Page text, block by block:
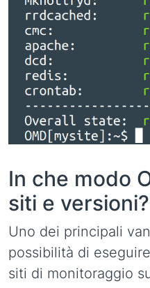
In che modo
siti e versioni?
Uno dei principali
possibilità di
siti di monitoraggio